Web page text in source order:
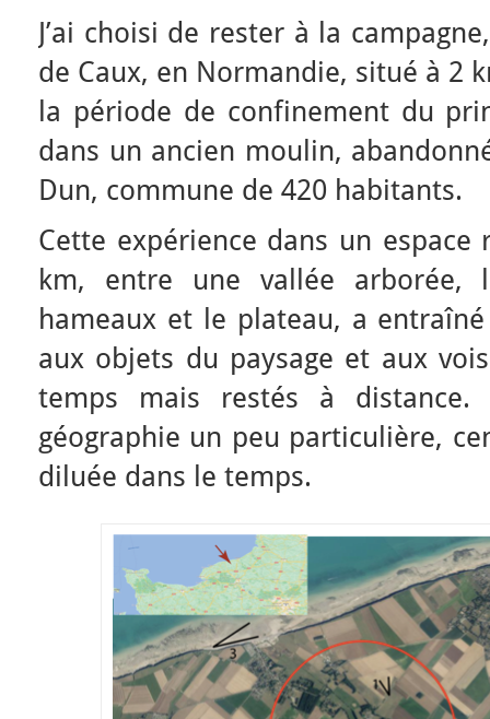
J’ai choisi de rester à la
de Caux, en Normandie, situé à 2
la période de confinement du
dans un ancien moulin,
Dun, commune de 420 habitants.
Cette expérience dans un espace
km, entre une vallée arborée,
hameaux et le plateau, a
aux objets du paysage et aux
temps mais restés à distance.
géographie un peu particulière,
diluée dans le temps.